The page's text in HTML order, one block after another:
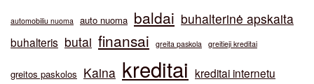
automobiliu nuoma auto nuoma baldai buhalterinė apskaita
buhalteris butai finansai greita paskola greitieji kreditai
greitos paskolos Kaina kreditai kreditai internetu